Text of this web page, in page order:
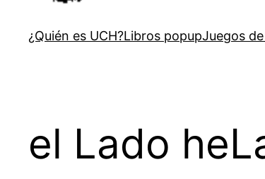
¿Quién es UCH?Libros popupJuegos
el Lado